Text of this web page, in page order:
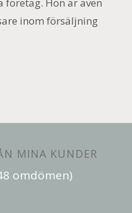
inom försäljning
MINA KUNDER
omdömen)